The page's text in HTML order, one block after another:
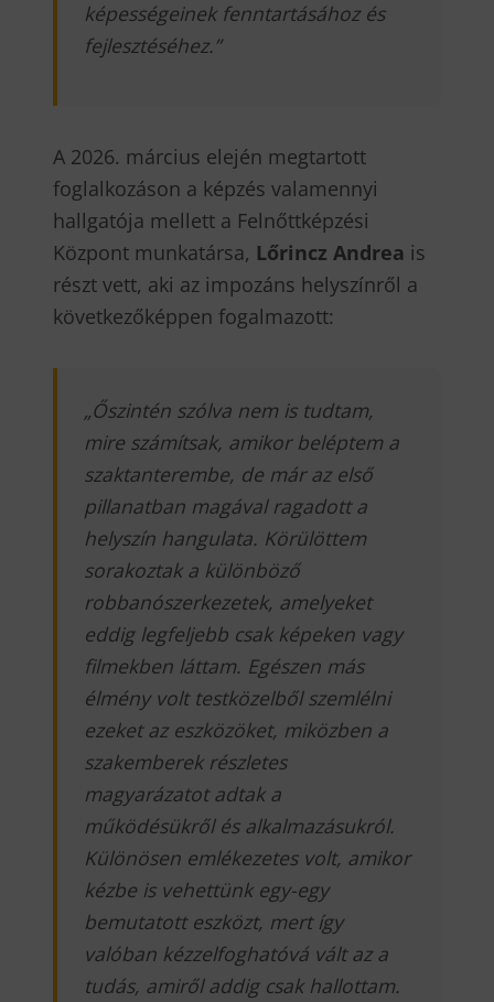
képességeinek fenntartásához és
fejlesztéséhez. ”
A 2026. március elején megtartott
foglalkozáson a képzés valamennyi
hallgatója mellett a Felnőttképzési
Központ munkatársa, Lőrincz Andrea is
részt vett, aki az impozáns helyszínről a
következőképpen fogalmazott:
„Őszintén szólva nem is tudtam,
mire számítsak, amikor beléptem a
szaktanterembe, de már az első
pillanatban magával ragadott a
helyszín hangulata. Körülöttem
sorakoztak a különböző
robbanószerkezetek, amelyeket
eddig legfeljebb csak képeken vagy
filmekben láttam. Egészen más
élmény volt testközelből szemlélni
ezeket az eszközöket, miközben a
szakemberek részletes
magyarázatot adtak a
működésükről és alkalmazásukról.
Különösen emlékezetes volt, amikor
kézbe is vehettünk egy-egy
bemutatott eszközt, mert így
valóban kézzelfoghatóvá vált az a
tudás, amiről addig csak hallottam.